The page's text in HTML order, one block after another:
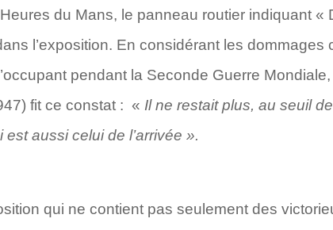
du Mans, le panneau routier indiquant «
l’exposition. En considérant les dommages
pendant la Seconde Guerre
fit ce constat : « Il ne restait plus, au seuil
aussi celui de l’arrivée ».
qui ne contient pas seulement des